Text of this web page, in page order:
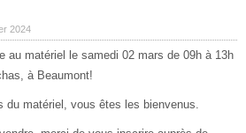
2024
au matériel le samedi 02 mars de 09h à 13h
à Beaumont!
du matériel, vous êtes les bienvenus.